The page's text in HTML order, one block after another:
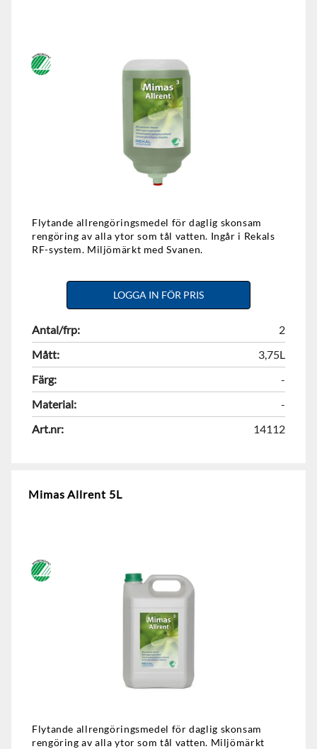
Flytande allrengöringsmedel för daglig skonsam
rengöring av alla ytor som tål vatten. Ingår i Rekals
RF-system. Miljömärkt med Svanen.
LOGGA IN FÖR PRIS
Antal/frp:
2
Mått:
3,75L
Färg:
-
Material:
-
Art.nr:
14112
Mimas Allrent 5L
Flytande allrengöringsmedel för daglig skonsam
rengöring av alla ytor som tål vatten. Miljömärkt